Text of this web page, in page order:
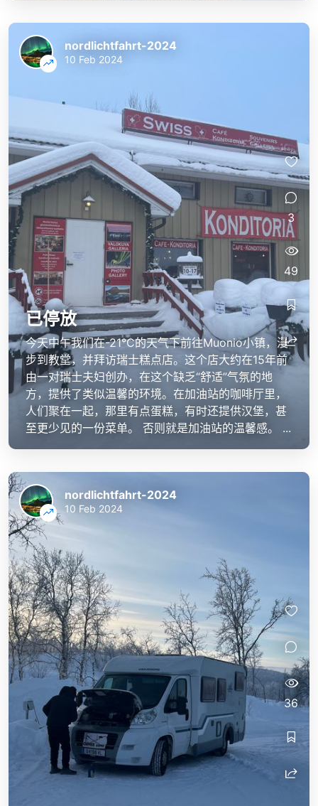
已停放
今天中午我们在-21°C的天气下前往Muonio小镇，漫
步到教堂，并拜访瑞士糕点店。这个店大约在15年前
由一对瑞士夫妇创办，在这个缺乏“舒适”气氛的地
方，提供了类似温馨的环境。在加油站的咖啡厅里，
人们聚在一起，那里有点蛋糕，有时还提供汉堡，甚
至更少见的一份菜单。 否则就是加油站的温馨感。 ...
nordlichtfahrt-2024
10 Feb 2024
3
49
nordlichtfahrt-2024
10 Feb 2024
36